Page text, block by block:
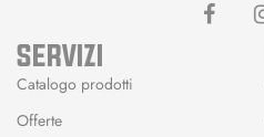
SERVIZI
Catalogo prodotti
Offerte